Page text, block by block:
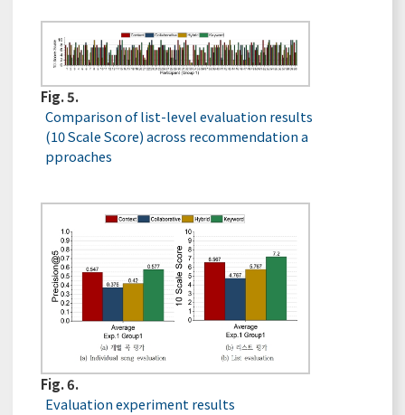
Fig. 5.
Comparison of list-level evaluation results
(10 Scale Score) across recommendation a
pproaches
Fig. 6.
Evaluation experiment results